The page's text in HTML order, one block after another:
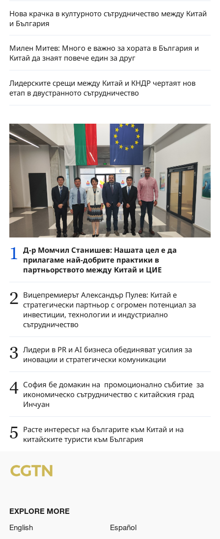
Нова крачка в културното сътрудничество между Китай
и България
Милен Митев: Много е важно за хората в България и
Китай да знаят повече един за друг
Лидерските срещи между Китай и КНДР чертаят нов
етап в двустранното сътрудничество
1 Д-р Момчил Станишев: Нашата цел е да
прилагаме най-добрите практики в
партньорството между Китай и ЦИЕ
2 Вицепремиерът Александър Пулев: Китай е
стратегически партньор с огромен потенциал за
инвестиции, технологии и индустриално
сътрудничество
3 Лидери в PR и AI бизнеса обединяват усилия за
иновации и стратегически комуникации
4 София бе домакин на промоционално събитие за
икономическо сътрудничество с китайския град
Инчуан
5 Расте интересът на българите към Китай и на
китайските туристи към България
EXPLORE MORE
English
Español